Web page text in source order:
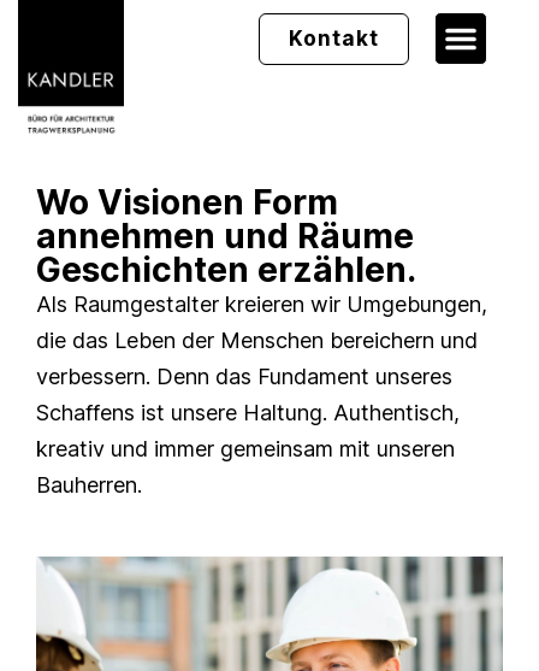
Kontakt
Wo Visionen Form
annehmen und Räume
Geschichten erzählen.
Als Raumgestalter kreieren wir Umgebungen,
die das Leben der Menschen bereichern und
verbessern. Denn das Fundament unseres
Schaffens ist unsere Haltung. Authentisch,
kreativ und immer gemeinsam mit unseren
Bauherren.